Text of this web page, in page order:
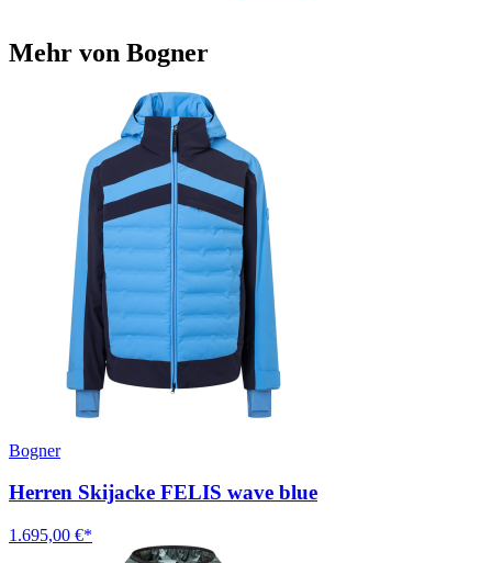
Mehr von Bogner
Bogner
Herren Skijacke FELIS wave blue
1.695,00 €*